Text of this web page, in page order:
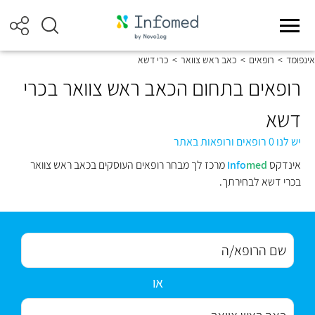
אינפומד > רופאים > כאב ראש צוואר > כרי דשא
רופאים בתחום הכאב ראש צוואר בכרי
דשא
יש לנו 0 רופאים ורופאות באתר
אינדקס
Infomed
מרכז לך מבחר רופאים העוסקים בכאב ראש צוואר
בכרי דשא לבחירתך.
או